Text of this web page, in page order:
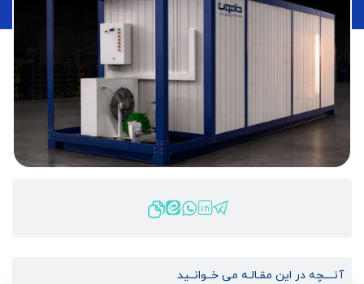
آنــــچه در این مقـالـه می خــوانــید